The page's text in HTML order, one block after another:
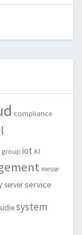
compliance
group iot KI
messe
serverservice
system